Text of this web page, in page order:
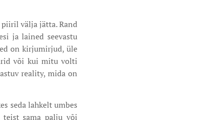
välja jätta. Rand
ja lained seevastu
on kirjumirjud, üle
või kui mitu volti
reality, mida on
seda lahkelt umbes
teist sama palju või